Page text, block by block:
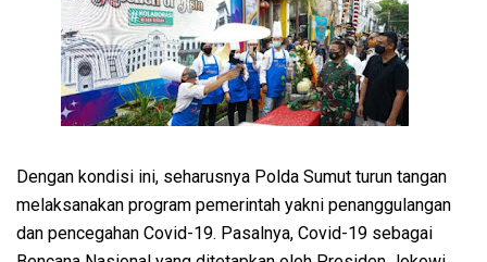
Dengan kondisi ini, seharusnya Polda Sumut turun tangan
melaksanakan program pemerintah yakni penanggulangan
dan pencegahan Covid-19. Pasalnya, Covid-19 sebagai